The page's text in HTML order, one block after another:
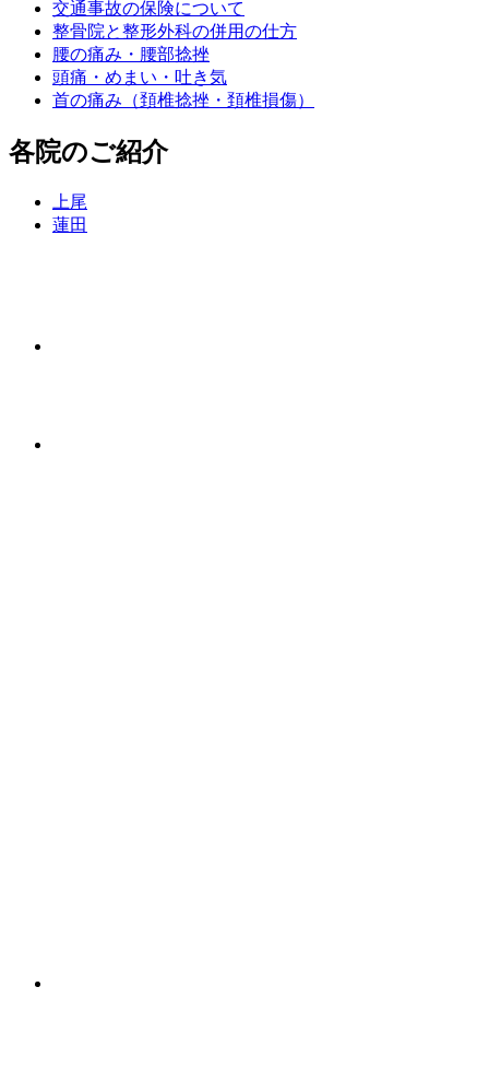
交通事故の保険について
整骨院と整形外科の併用の仕方
腰の痛み・腰部捻挫
頭痛・めまい・吐き気
首の痛み（頚椎捻挫・頚椎損傷）
各院のご紹介
上尾
蓮田